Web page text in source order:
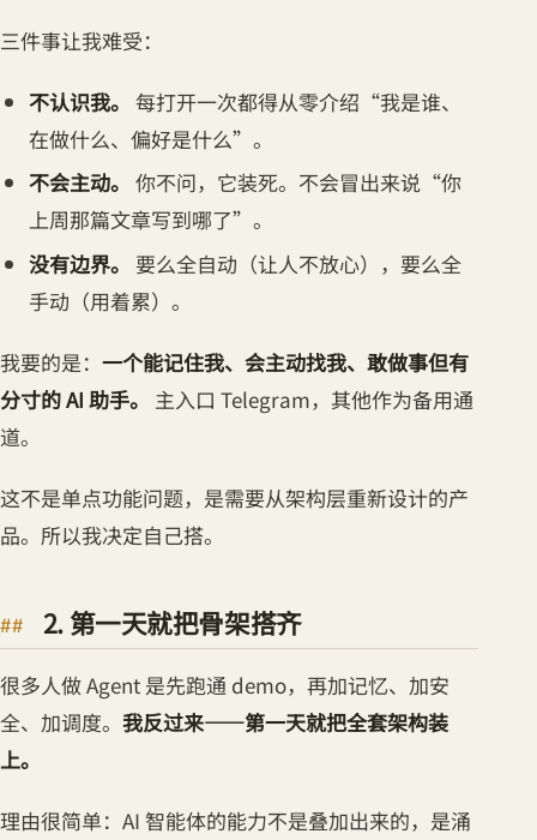
三件事让我难受：
不认识我。 每打开一次都得从零介绍“我是谁、
在做什么、偏好是什么”。
不会主动。 你不问，它装死。不会冒出来说“你
上周那篇文章写到哪了”。
没有边界。 要么全自动（让人不放心），要么全
手动（用着累）。
我要的是： 一个能记住我、会主动找我、敢做事但有
分寸的 AI 助手。 主入口 Telegram，其他作为备用通
道。
这不是单点功能问题，是需要从架构层重新设计的产
品。所以我决定自己搭。
2. 第一天就把骨架搭齐
很多人做 Agent 是先跑通 demo，再加记忆、加安
全、加调度。 我反过来——第一天就把全套架构装
上。
理由很简单：AI 智能体的能力不是叠加出来的，是涌